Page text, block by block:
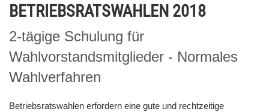
BETRIEBSRATSWAHLEN 2018
2-tägige Schulung für
Wahlvorstandsmitglieder - Normales
Wahlverfahren
Betriebsratswahlen erfordern eine gute und rechtzeitige